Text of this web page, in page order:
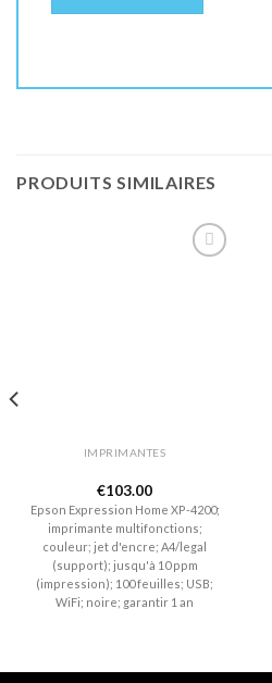
PRODUITS SIMILAIRES
IMPRIMANTES
€103.00
Epson Expression Home XP-4200;
imprimante multifonctions;
couleur; jet d'encre; A4/legal
(support); jusqu'à 10 ppm
(impression); 100 feuilles; USB;
WiFi; noire; garantir 1 an